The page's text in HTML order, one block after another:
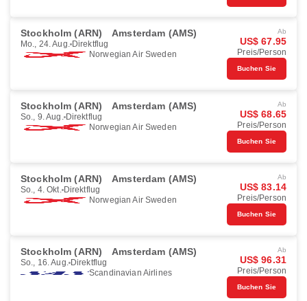
Stockholm (ARN) Amsterdam (AMS)
Mo., 24. Aug. Direktflug
Norwegian Air Sweden
Ab
US$ 67.95
Preis/Person
Buchen Sie
Stockholm (ARN) Amsterdam (AMS)
So., 9. Aug. Direktflug
Norwegian Air Sweden
Ab
US$ 68.65
Preis/Person
Buchen Sie
Stockholm (ARN) Amsterdam (AMS)
So., 4. Okt. Direktflug
Norwegian Air Sweden
Ab
US$ 83.14
Preis/Person
Buchen Sie
Stockholm (ARN) Amsterdam (AMS)
So., 16. Aug. Direktflug
Scandinavian Airlines
Ab
US$ 96.31
Preis/Person
Buchen Sie